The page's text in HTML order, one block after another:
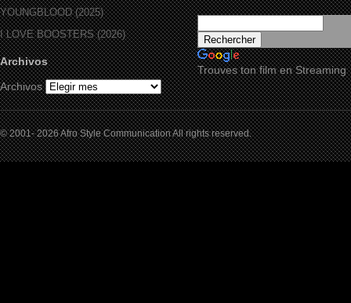
YOUNGBLOOD (2025)
I LOVE BOOSTERS (2026)
Archivos
Archivos
Trouves ton film en Streaming
© 2001- 2026 Afro Style Communication All rights reserved.